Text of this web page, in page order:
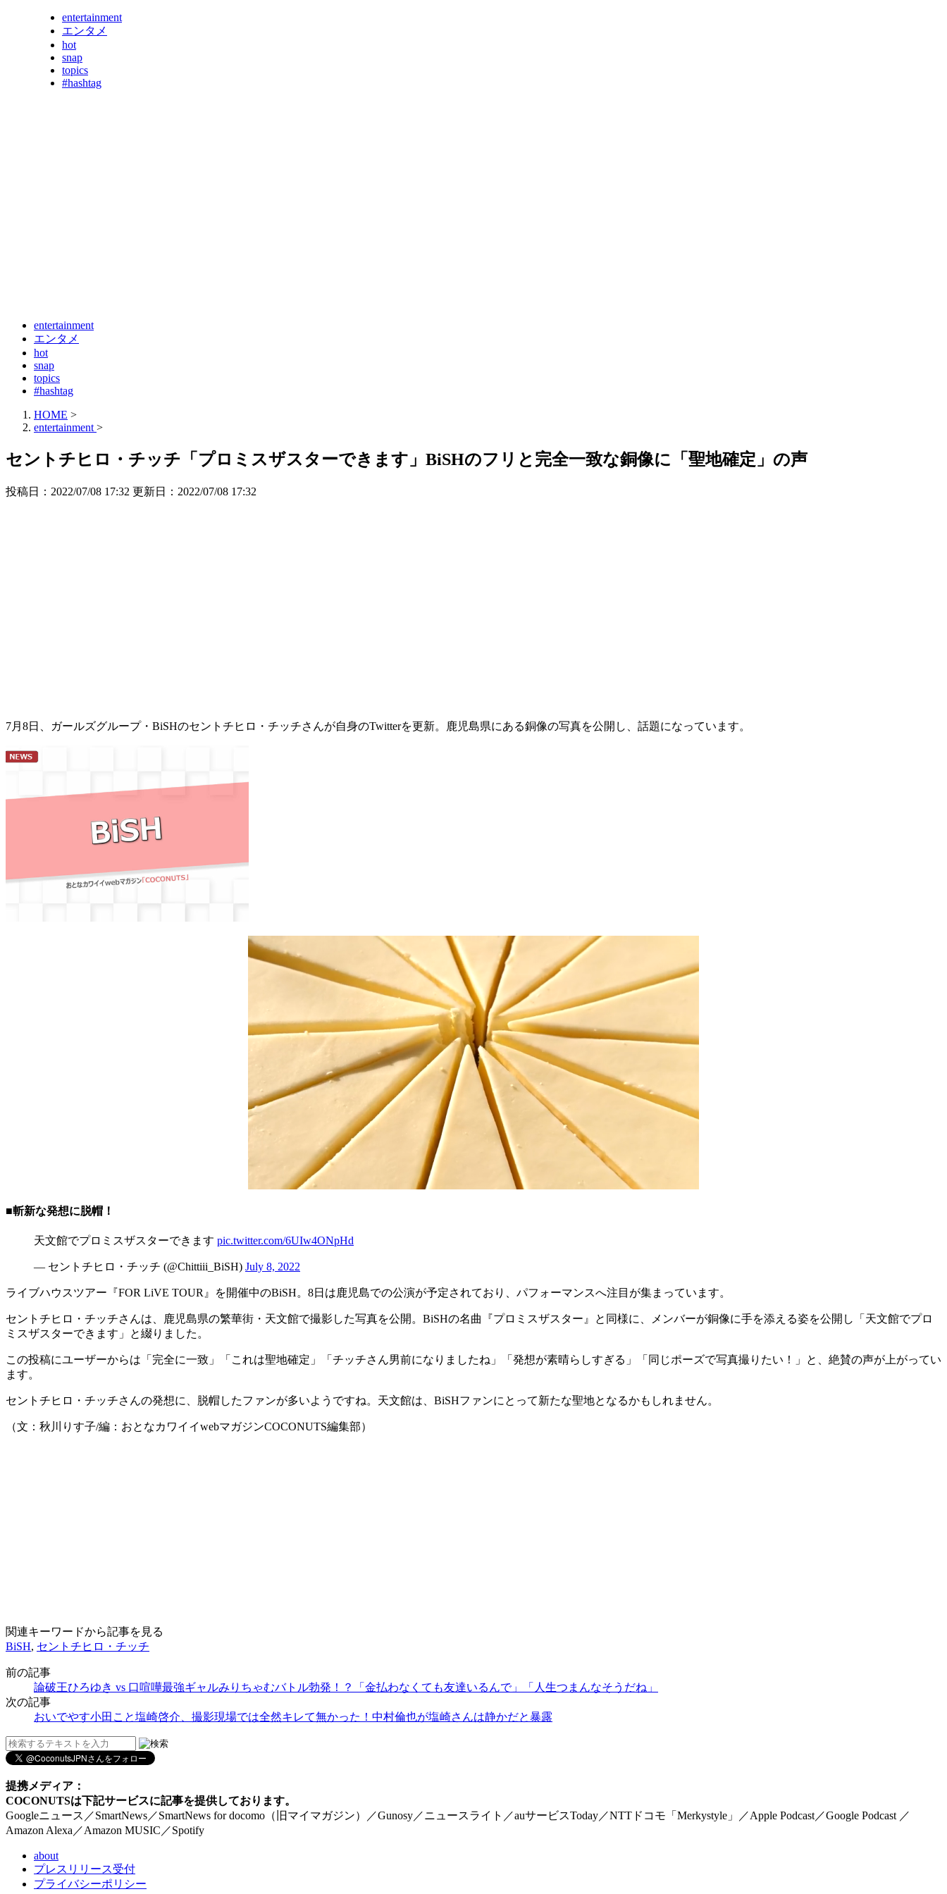
entertainment
エンタメ
hot
snap
topics
#hashtag
entertainment
エンタメ
hot
snap
topics
#hashtag
HOME >
entertainment >
セントチヒロ・チッチ「プロミスザスターできます」BiSHのフリと完全一致な銅像に「聖地確定」の声
投稿日：2022/07/08 17:32 更新日： 2022/07/08 17:32
7月8日、ガールズグループ・BiSHのセントチヒロ・チッチさんが自身のTwitterを更新。鹿児島県にある銅像の写真を公開し、話題になっています。
■斬新な発想に脱帽！
天文館でプロミスザスターできます pic.twitter.com/6UIw4ONpHd
— セントチヒロ・チッチ (@Chittiii_BiSH) July 8, 2022
ライブハウスツアー『FOR LiVE TOUR』を開催中のBiSH。8日は鹿児島での公演が予定されており、パフォーマンスへ注目が集まっています。
セントチヒロ・チッチさんは、鹿児島県の繁華街・天文館で撮影した写真を公開。BiSHの名曲『プロミスザスター』と同様に、メンバーが銅像に手を添える姿を公開し「天文館でプロ
ミスザスターできます」と綴りました。
この投稿にユーザーからは「完全に一致」「これは聖地確定」「チッチさん男前になりましたね」「発想が素晴らしすぎる」「同じポーズで写真撮りたい！」と、絶賛の声が上がってい
ます。
セントチヒロ・チッチさんの発想に、脱帽したファンが多いようですね。天文館は、BiSHファンにとって新たな聖地となるかもしれません。
（文：秋川りす子/編：おとなカワイイwebマガジンCOCONUTS編集部）
関連キーワードから記事を見る
BiSH, セントチヒロ・チッチ
前の記事
論破王ひろゆき vs 口喧嘩最強ギャルみりちゃむバトル勃発！？「金払わなくても友達いるんで」「人生つまんなそうだね」
次の記事
おいでやす小田こと塩崎啓介、撮影現場では全然キレて無かった！中村倫也が塩崎さんは静かだと暴露
提携メディア：
COCONUTSは下記サービスに記事を提供しております。
Googleニュース／SmartNews／SmartNews for docomo（旧マイマガジン）／Gunosy／ニュースライト／auサービスToday／NTTドコモ「Merkystyle」／Apple Podcast／Google Podcast ／
Amazon Alexa／Amazon MUSIC／Spotify
about
プレスリリース受付
プライバシーポリシー